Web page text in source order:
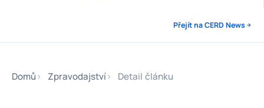
Přejít na CERD News
Domů Zpravodajství Detail článku